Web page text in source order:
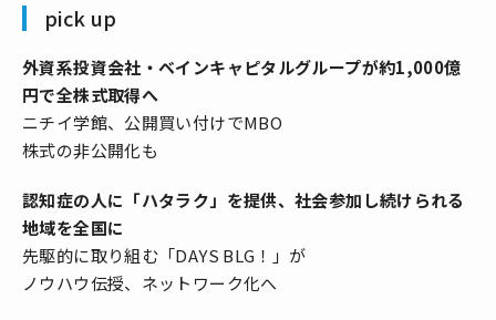
pick up
外資系投資会社・ベインキャピタルグループが約1,000億
円で全株式取得へ
ニチイ学館、公開買い付けでMBO
株式の非公開化も
認知症の人に「ハタラク」を提供、社会参加し続けられる
地域を全国に
先駆的に取り組む「DAYS BLG！」が
ノウハウ伝授、ネットワーク化へ